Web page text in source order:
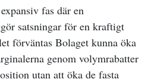
fas där en
satsningar för en kraftigt
förväntas Bolaget kunna öka
genom volymrabatter
utan att öka de fasta